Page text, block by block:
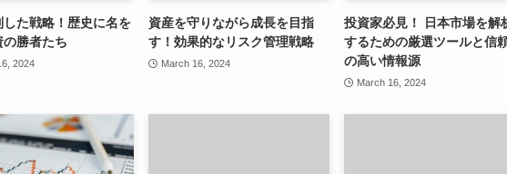
した戦略！歴史に名を
勝者たち
2024
資産を守りながら成長を目指
す！効果的なリスク管理戦略
March 16, 2024
投資家必見！ 日本市場を解
するための厳選ツールと信
の高い情報源
March 16, 2024